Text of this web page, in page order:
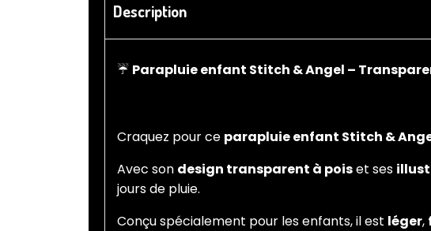
Description
☔ Parapluie enfant Stitch & Angel –
Craquez pour ce parapluie enfant Stitch &
Avec son design transparent à poiset ses
jours de pluie.
Conçu spécialement pour les enfants, il est léger,